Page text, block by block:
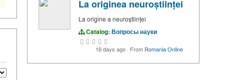
La originea neuroștiinței
La origine a neuroștiinței
Catalog: Вопросы науки
16 days ago · From Romania Online